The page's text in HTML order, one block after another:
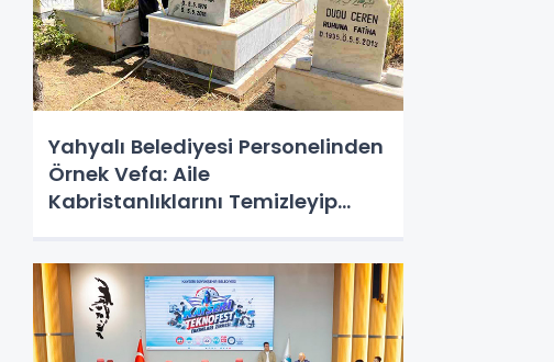
Yahyalı Belediyesi Personelinden
Örnek Vefa: Aile
Kabristanlıklarını Temizleyip